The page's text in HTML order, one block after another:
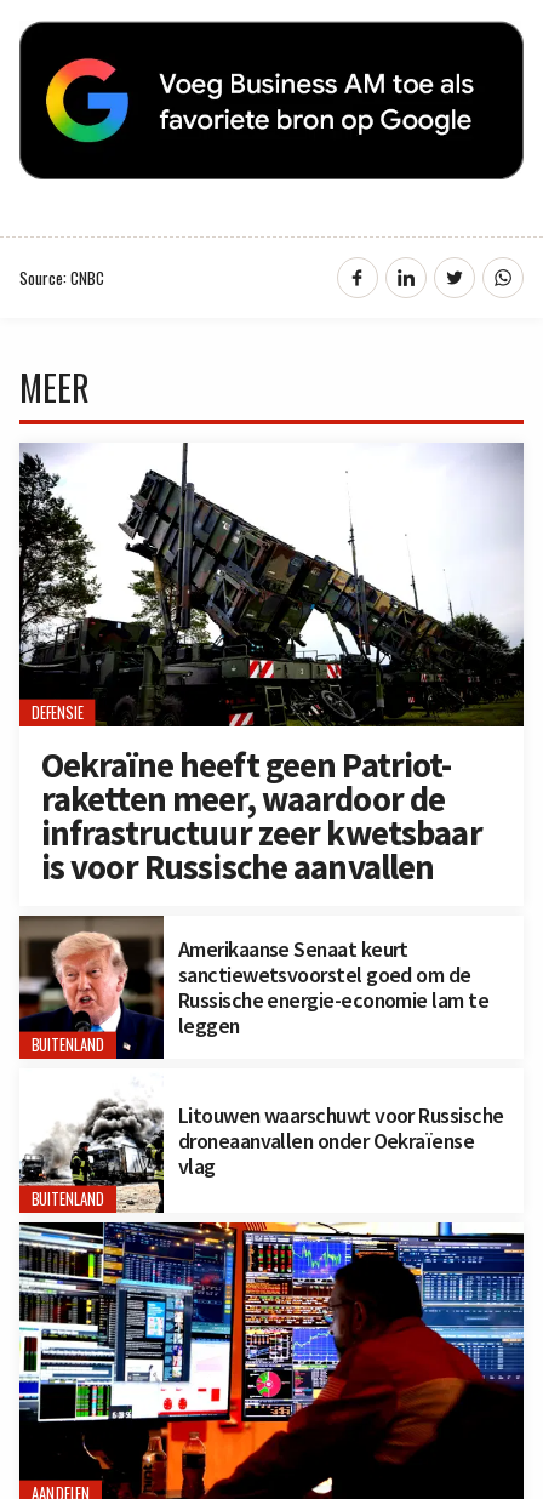
Source: CNBC
MEER
DEFENSIE
Oekraïne heeft geen Patriot-
raketten meer, waardoor de
infrastructuur zeer kwetsbaar
is voor Russische aanvallen
BUITENLAND
Amerikaanse Senaat keurt
sanctiewetsvoorstel goed om de
Russische energie-economie lam te
leggen
BUITENLAND
Litouwen waarschuwt voor Russische
droneaanvallen onder Oekraïense
vlag
AANDELEN